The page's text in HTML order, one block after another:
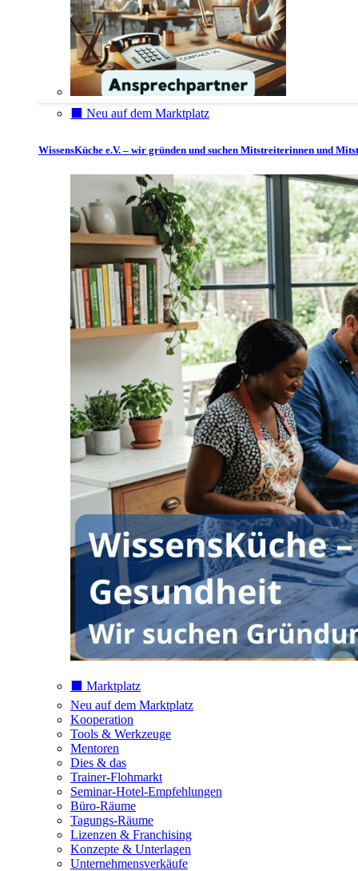
⬛️ Neu auf dem Marktplatz
WissensKüche e.V. – wir gründen und suchen Mitstreiterinnen und
⬛️ Marktplatz
Neu auf dem Marktplatz
Kooperation
Tools & Werkzeuge
Mentoren
Dies & das
Trainer-Flohmarkt
Seminar-Hotel-Empfehlungen
Büro-Räume
Tagungs-Räume
Lizenzen & Franchising
Konzepte & Unterlagen
Unternehmensverkäufe